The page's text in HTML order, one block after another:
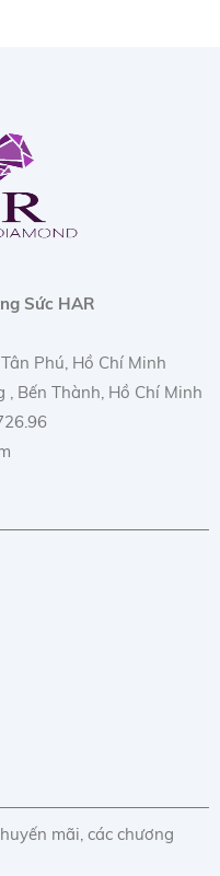
Sức HAR
Phú, Hồ Chí Minh
, Bến Thành, Hồ Chí Minh
mãi, các chương